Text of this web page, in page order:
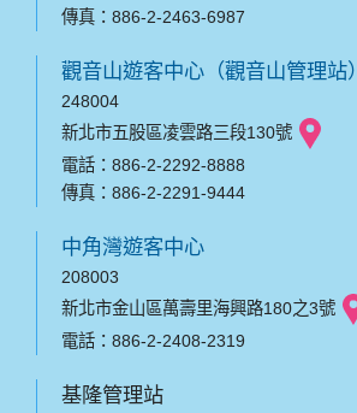
傳真：886-2-2463-6987
觀音山遊客中心（觀音山管理站）
248004
新北市五股區凌雲路三段130號
電話：886-2-2292-8888
傳真：886-2-2291-9444
中角灣遊客中心
208003
新北市金山區萬壽里海興路180之3號
電話：886-2-2408-2319
基隆管理站